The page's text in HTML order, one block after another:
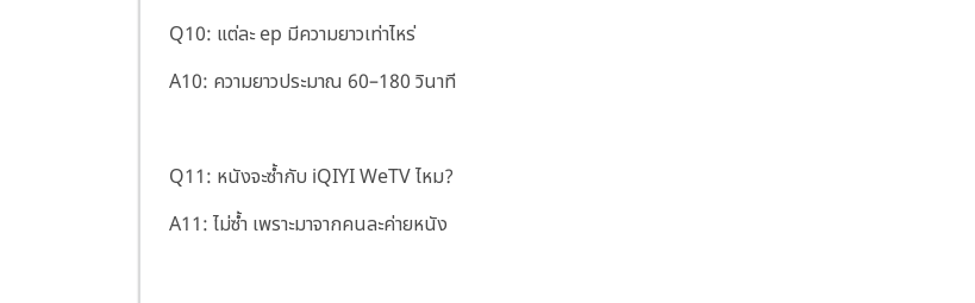
Q10: แต่ละ ep มีความยาวเท่าไหร่
A10: ความยาวประมาณ 60–180 วินาที
Q11: หนังจะซ้ำกับ iQIYI WeTV ไหม?
A11: ไม่ซ้ำ เพราะมาจากคนละค่ายหนัง